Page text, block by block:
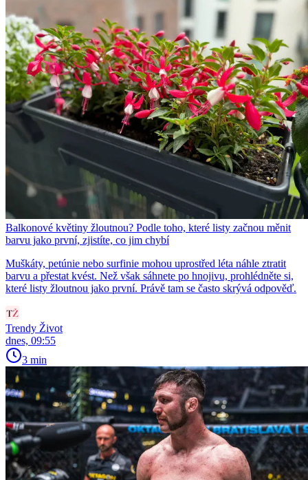
Balkonové květiny žloutnou? Podle toho, které listy začnou měnit
barvu jako první, zjistíte, co jim chybí
Muškáty, petúnie nebo surfinie mohou uprostřed léta náhle ztratit
barvu a přestat kvést. Než však sáhnete po hnojivu, prohlédněte si,
které listy žloutnou jako první. Právě tam se často skrývá odpověď.
Trendy Život
dnes, 09:55
3 min